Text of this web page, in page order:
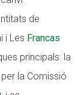
de
i Les Francas
principals: la
la Comissió